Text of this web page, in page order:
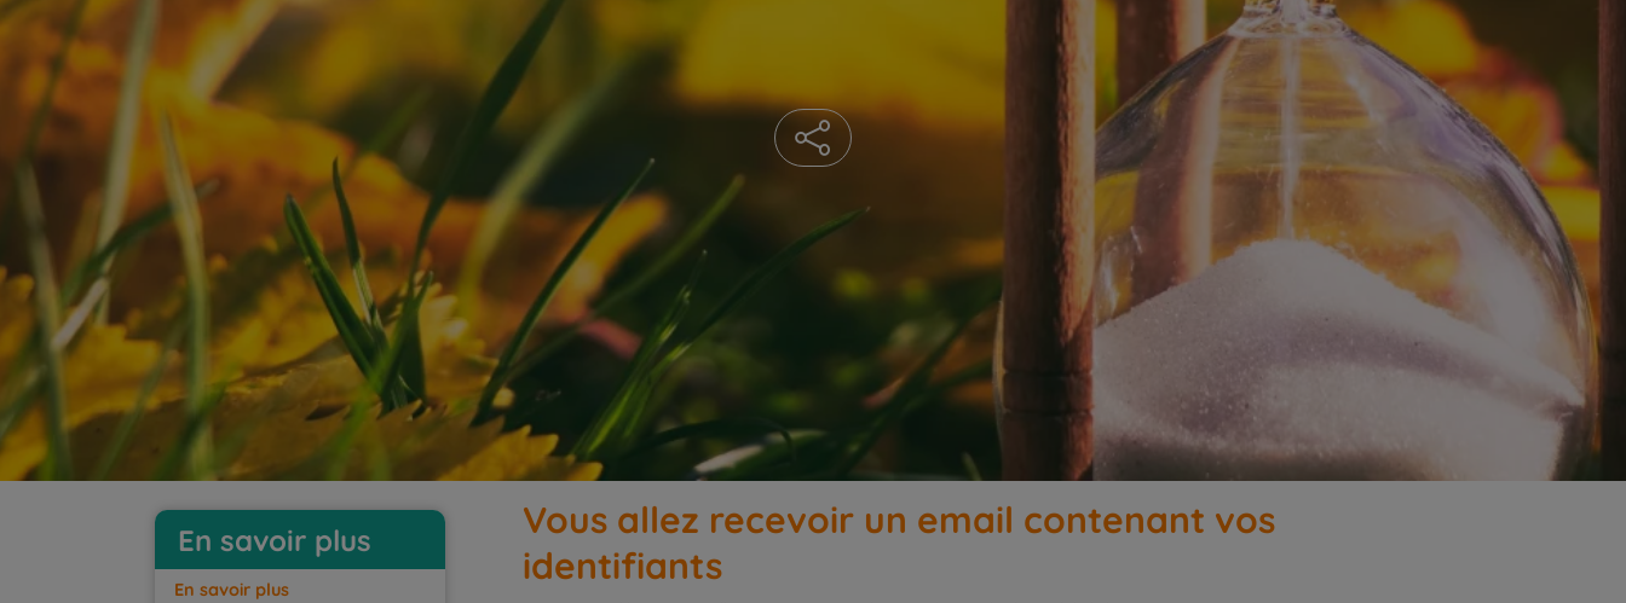
En savoir plus
En savoir plus
Vous allez recevoir un email contenant vos
identifiants